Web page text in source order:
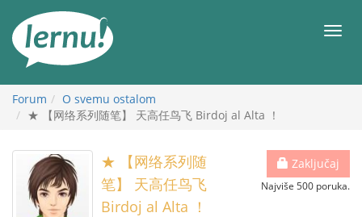
Meni
Forum
O svemu ostalom
★ 【网络系列随笔】 天高任鸟飞 Birdoj al Alta ！
Zaključaj
Najviše 500 poruka.
★ 【网络系列随
笔】 天高任鸟飞
Birdoj al Alta ！